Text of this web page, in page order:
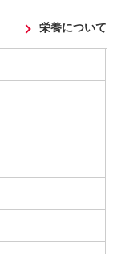
栄養について